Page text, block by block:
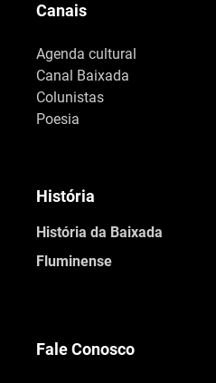
Canais
Agenda cultural
Canal Baixada
Colunistas
Poesia
História
História da Baixada
Fluminense
Fale Conosco